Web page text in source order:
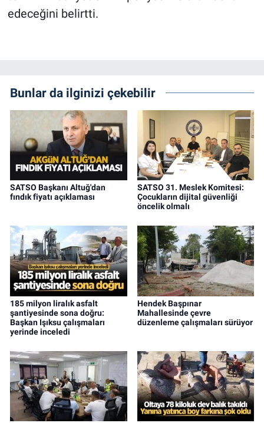
edeceğini belirtti.
Bunlar da ilginizi çekebilir
SATSO Başkanı Altuğ'dan
fındık fiyatı açıklaması
SATSO 31. Meslek Komitesi:
Çocukların dijital güvenliği
öncelik olmalı
185 milyon liralık asfalt
şantiyesinde sona doğru:
Başkan Işıksu çalışmaları
yerinde inceledi
Hendek Başpınar
Mahallesinde çevre
düzenleme çalışmaları sürüyor